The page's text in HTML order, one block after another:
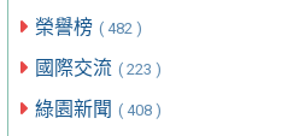
榮譽榜 ( 482 )
國際交流 ( 223 )
綠園新聞 ( 408 )